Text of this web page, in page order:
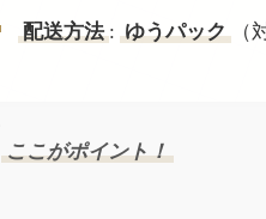
配送方法 : ゆうパック （
ここがポイント！